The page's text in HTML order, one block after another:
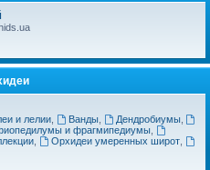
и лелии, Ванды, Дендробиумы,
и фрагмипедиумы,
, Орхидеи умеренных широт,